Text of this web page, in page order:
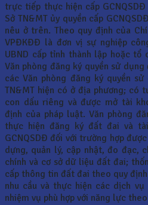
trực tiếp thực hiện cấp
Sở TN&MT ủy quyền cấp
nêu ở trên. Theo quy định của
VPĐKĐĐ là đơn vị sự nghiệp
UBND cấp tỉnh thành lập hoặc
Văn phòng đăng ký quyền sử
các Văn phòng đăng ký quyền
TN&MT hiện có ở địa phương; có
con dấu riêng và được mở tài
định của pháp luật. Văn phòng
thực hiện đăng ký đất đai và
GCNQSDĐ đối với trường hợp
dựng, quản lý, cập nhật, đo đạc,
chính và cơ sở dữ liệu đất đai;
cấp thông tin đất đai theo quy
nhu cầu và thực hiện các dịch
nhiệm vụ phù hợp với năng lực